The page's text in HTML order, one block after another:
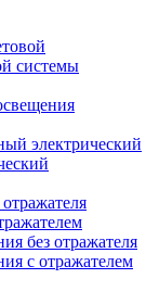
системы
электрический
без отражателя
с отражателем